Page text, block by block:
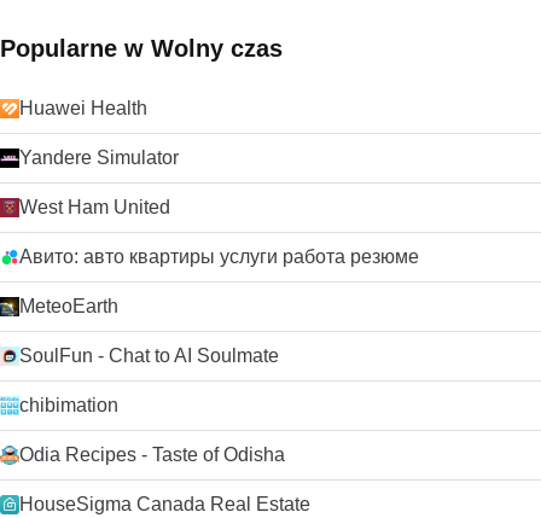
Popularne w Wolny czas
Huawei Health
Yandere Simulator
West Ham United
Авито: авто квартиры услуги работа резюме
MeteoEarth
SoulFun - Chat to AI Soulmate
chibimation
Odia Recipes - Taste of Odisha
HouseSigma Canada Real Estate